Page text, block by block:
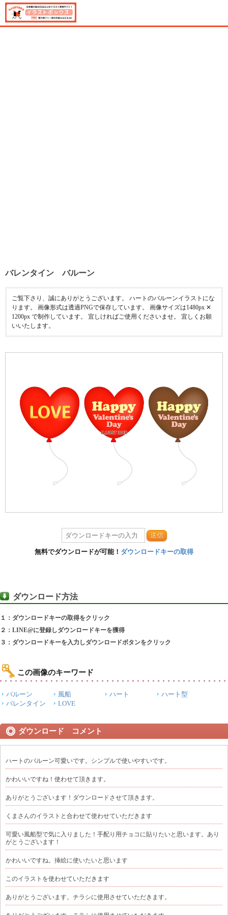
バレンタイン バルーン
ご覧下さり、誠にありがとうございます。 ハートのバルーンイラストにな
ります。 画像形式は透過PNGで保存しています。 画像サイズは1480px ✕
1200px で制作しています。 宜しければご使用くださいませ。 宜しくお願
いいたします。
送信
無料でダウンロードが可能！ ダウンロードキーの取得
ダウンロード方法
１：ダウンロードキーの取得をクリック
２：LINE@に登録しダウンロードキーを獲得
３：ダウンロードキーを入力しダウンロードボタンをクリック
この画像のキーワード
バルーン 風船 ハート
ハート型
バレンタイン
LOVE
ダウンロード コメント
ハートのバルーン可愛いです。シンプルで使いやすいです。
かわいいですね！使わせて頂きます。
ありがとうございます！ダウンロードさせて頂きます。
くまさんのイラストと合わせて使わせていただきます
可愛い風船型で気に入りました！手配り用チョコに貼りたいと思います。あり
がとうございます！
かわいいですね。挿絵に使いたいと思います
このイラストを使わせていただきます
ありがとうございます。チラシに使用させていただきます。